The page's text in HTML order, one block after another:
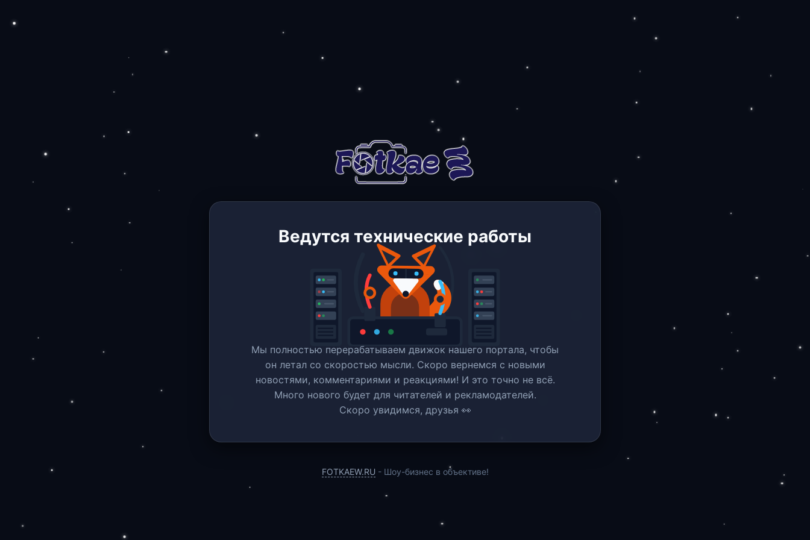
Ведутся технические работы
Мы полностью перерабатываем движок нашего портала, чтобы
он летал со скоростью мысли. Скоро вернемся c новыми
новостями, комментариями и реакциями! И это точно не всё.
Много нового будет для читателей и рекламодателей.
Скоро увидимся, друзья 👀
FOTKAEW.RU - Шоу-бизнес в объективе!